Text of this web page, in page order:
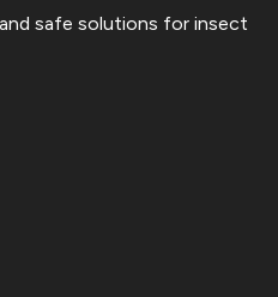
safe solutions for insect